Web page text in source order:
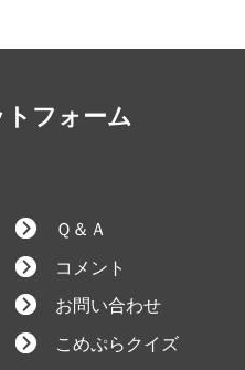
フォーム
Ｑ＆Ａ
コメント
お問い合わせ
こめぷらクイズ